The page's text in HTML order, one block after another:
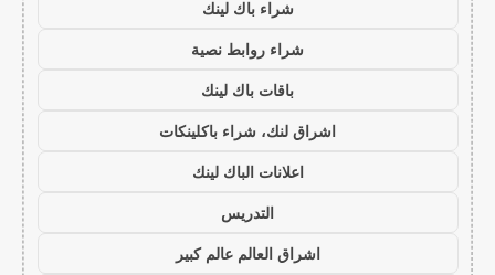
شراء باك لينك
شراء روابط نصية
باقات باك لينك
اشراق لنك، شراء باكلينكات
اعلانات الباك لينك
التدريس
اشراق العالم عالم كبير